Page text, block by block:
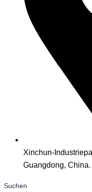
Xinchun-
Guangdong, China.
Suchen